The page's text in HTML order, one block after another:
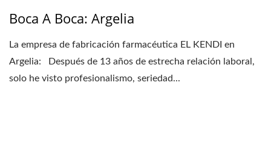
Boca A Boca: Argelia
La empresa de fabricación farmacéutica EL KENDI en
Argelia: Después de 13 años de estrecha relación laboral,
solo he visto profesionalismo, seriedad...